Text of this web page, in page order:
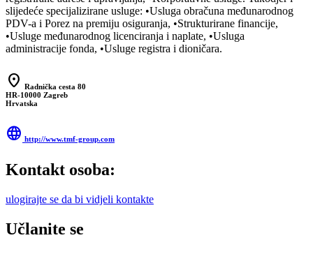
slijedeće specijalizirane usluge: •Usluga obračuna međunarodnog
PDV-a i Porez na premiju osiguranja, •Strukturirane financije,
•Usluge međunarodnog licenciranja i naplate, •Usluga
administracije fonda, •Usluge registra i dioničara.
location_on Radnička cesta 80
HR-10000 Zagreb
Hrvatska
language http://www.tmf-group.com
Kontakt osoba:
ulogirajte se da bi vidjeli kontakte
Učlanite se